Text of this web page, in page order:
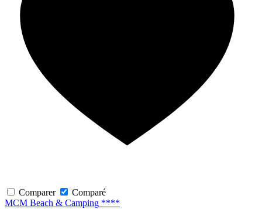
Comparer
Comparé
MCM Beach & Camping ****